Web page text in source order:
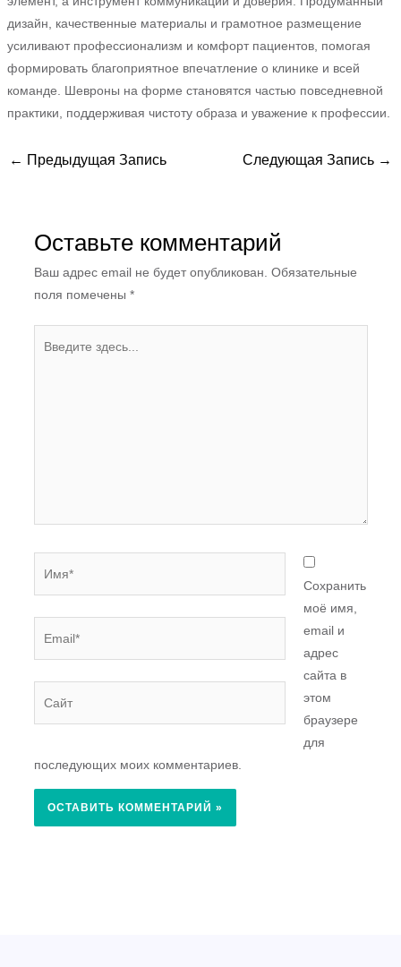
дизайн, качественные материалы и грамотное размещение
усиливают профессионализм и комфорт пациентов, помогая
формировать благоприятное впечатление о клинике и всей
команде. Шевроны на форме становятся частью повседневной
практики, поддерживая чистоту образа и уважение к профессии.
← Предыдущая Запись Следующая Запись →
Оставьте комментарий
Ваш адрес email не будет опубликован. Обязательные
поля помечены *
здесь...
Сохранить
моё имя,
email и
адрес
сайта в
этом
браузере
для
последующих моих комментариев.